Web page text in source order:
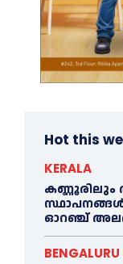
Hot this
KERALA
കണ്ണൂരിലും
ഓറഞ്ച്